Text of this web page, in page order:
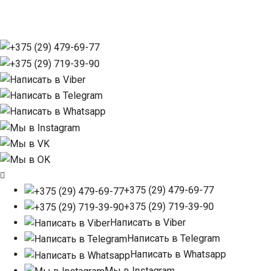
+375 (29) 479-69-77
+375 (29) 719-39-90
Написать в Viber
Написать в Telegram
Написать в Whatsapp